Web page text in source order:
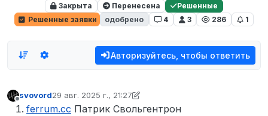
Закрыта Перенесена
Решенные
Решенные заявки
одобрено 4 3 286 1
Авторизуйтесь, чтобы ответить
Не в сети
svovord29 авг. 2025 г., 21:27
отредактировано svovord
ferrum.cc Патрик Свольгентрон